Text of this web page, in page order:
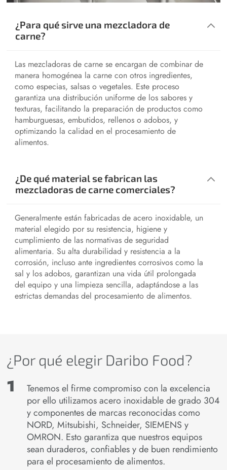
¿Para qué sirve una mezcladora de
carne?
Las mezcladoras de carne se encargan de combinar de
manera homogénea la carne con otros ingredientes,
como especias, salsas o vegetales. Este proceso
garantiza una distribución uniforme de los sabores y
texturas, facilitando la preparación de productos como
hamburguesas, embutidos, rellenos o adobos, y
optimizando la calidad en el procesamiento de
alimentos.
¿De qué material se fabrican las
mezcladoras de carne comerciales?
Generalmente están fabricadas de acero inoxidable, un
material elegido por su resistencia, higiene y
cumplimiento de las normativas de seguridad
alimentaria. Su alta durabilidad y resistencia a la
corrosión, incluso ante ingredientes corrosivos como la
sal y los adobos, garantizan una vida útil prolongada
del equipo y una limpieza sencilla, adaptándose a las
estrictas demandas del procesamiento de alimentos.
¿Por qué elegir Daribo Food?
Tenemos el firme compromiso con la excelencia
por ello utilizamos acero inoxidable de grado 304
y componentes de marcas reconocidas como
NORD, Mitsubishi, Schneider, SIEMENS y
OMRON. Esto garantiza que nuestros equipos
sean duraderos, confiables y de buen rendimiento
para el procesamiento de alimentos.